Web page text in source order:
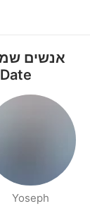
Date בקרבת Central Sulawesi
Yoseph